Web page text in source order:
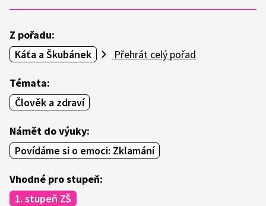
Z pořadu:
Káťa a Škubánek
Přehrát celý pořad
Témata:
Člověk a zdraví
Námět do výuky:
Povídáme si o emoci: Zklamání
Vhodné pro stupeň:
1. stupeň ZŠ